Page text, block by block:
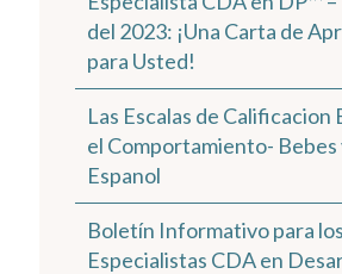
del 2023: ¡Una Carta de
para Usted!
Las Escalas de Calificacion
el Comportamiento- Bebes
Espanol
Boletín Informativo para los
Especialistas CDA en